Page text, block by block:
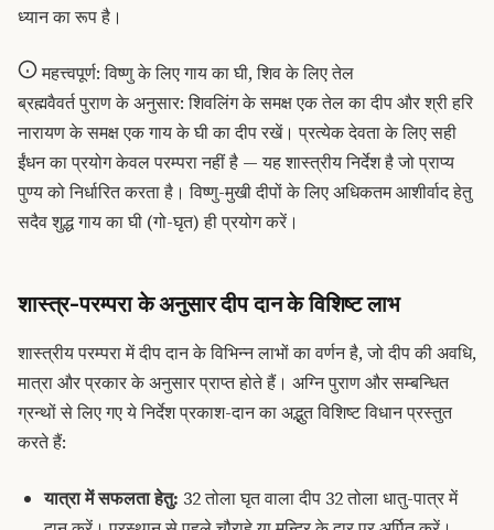
ध्यान का रूप है।
महत्त्वपूर्ण: विष्णु के लिए गाय का घी, शिव के लिए तेल
ब्रह्मवैवर्त पुराण के अनुसार: शिवलिंग के समक्ष एक तेल का दीप और श्री हरि
नारायण के समक्ष एक गाय के घी का दीप रखें। प्रत्येक देवता के लिए सही
ईंधन का प्रयोग केवल परम्परा नहीं है — यह शास्त्रीय निर्देश है जो प्राप्य
पुण्य को निर्धारित करता है। विष्णु-मुखी दीपों के लिए अधिकतम आशीर्वाद हेतु
सदैव शुद्ध गाय का घी (गो-घृत) ही प्रयोग करें।
शास्त्र-परम्परा के अनुसार दीप दान के विशिष्ट लाभ
शास्त्रीय परम्परा में दीप दान के विभिन्न लाभों का वर्णन है, जो दीप की अवधि,
मात्रा और प्रकार के अनुसार प्राप्त होते हैं। अग्नि पुराण और सम्बन्धित
ग्रन्थों से लिए गए ये निर्देश प्रकाश-दान का अद्भुत विशिष्ट विधान प्रस्तुत
करते हैं:
यात्रा में सफलता हेतु: 32 तोला घृत वाला दीप 32 तोला धातु-पात्र में